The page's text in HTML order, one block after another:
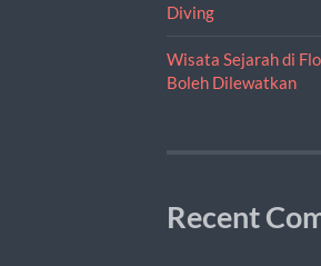
Diving
Wisata Sejarah di
Boleh Dilewatkan
Recent